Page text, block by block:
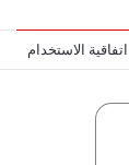
اتفاقية الاستخدام